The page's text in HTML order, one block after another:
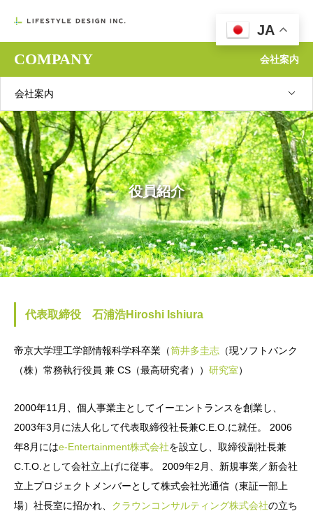

COMPANY 会社案内
会社案内
役員紹介
代表取締役 石浦浩Hiroshi Ishiura
帝京大学理工学部情報科学科卒業（筒井多圭志 （現ソフトバンク
（株）常務執行役員 兼 CS（最高研究者）） 研究室）
2000年11月、個人事業主としてイーエントランスを創業し、
2003年3月に法人化して代表取締役社長兼C.E.O.に就任。 2006
年8月にはe-Entertainment株式会社を設立し、取締役副社長兼
C.T.O.として会社立上げに従事。 2009年2月、新規事業／新会社
立上プロジェクトメンバーとして株式会社光通信（東証一部上
場）社長室に招かれ、 クラウンコンサルティング株式会社の立ち
JA